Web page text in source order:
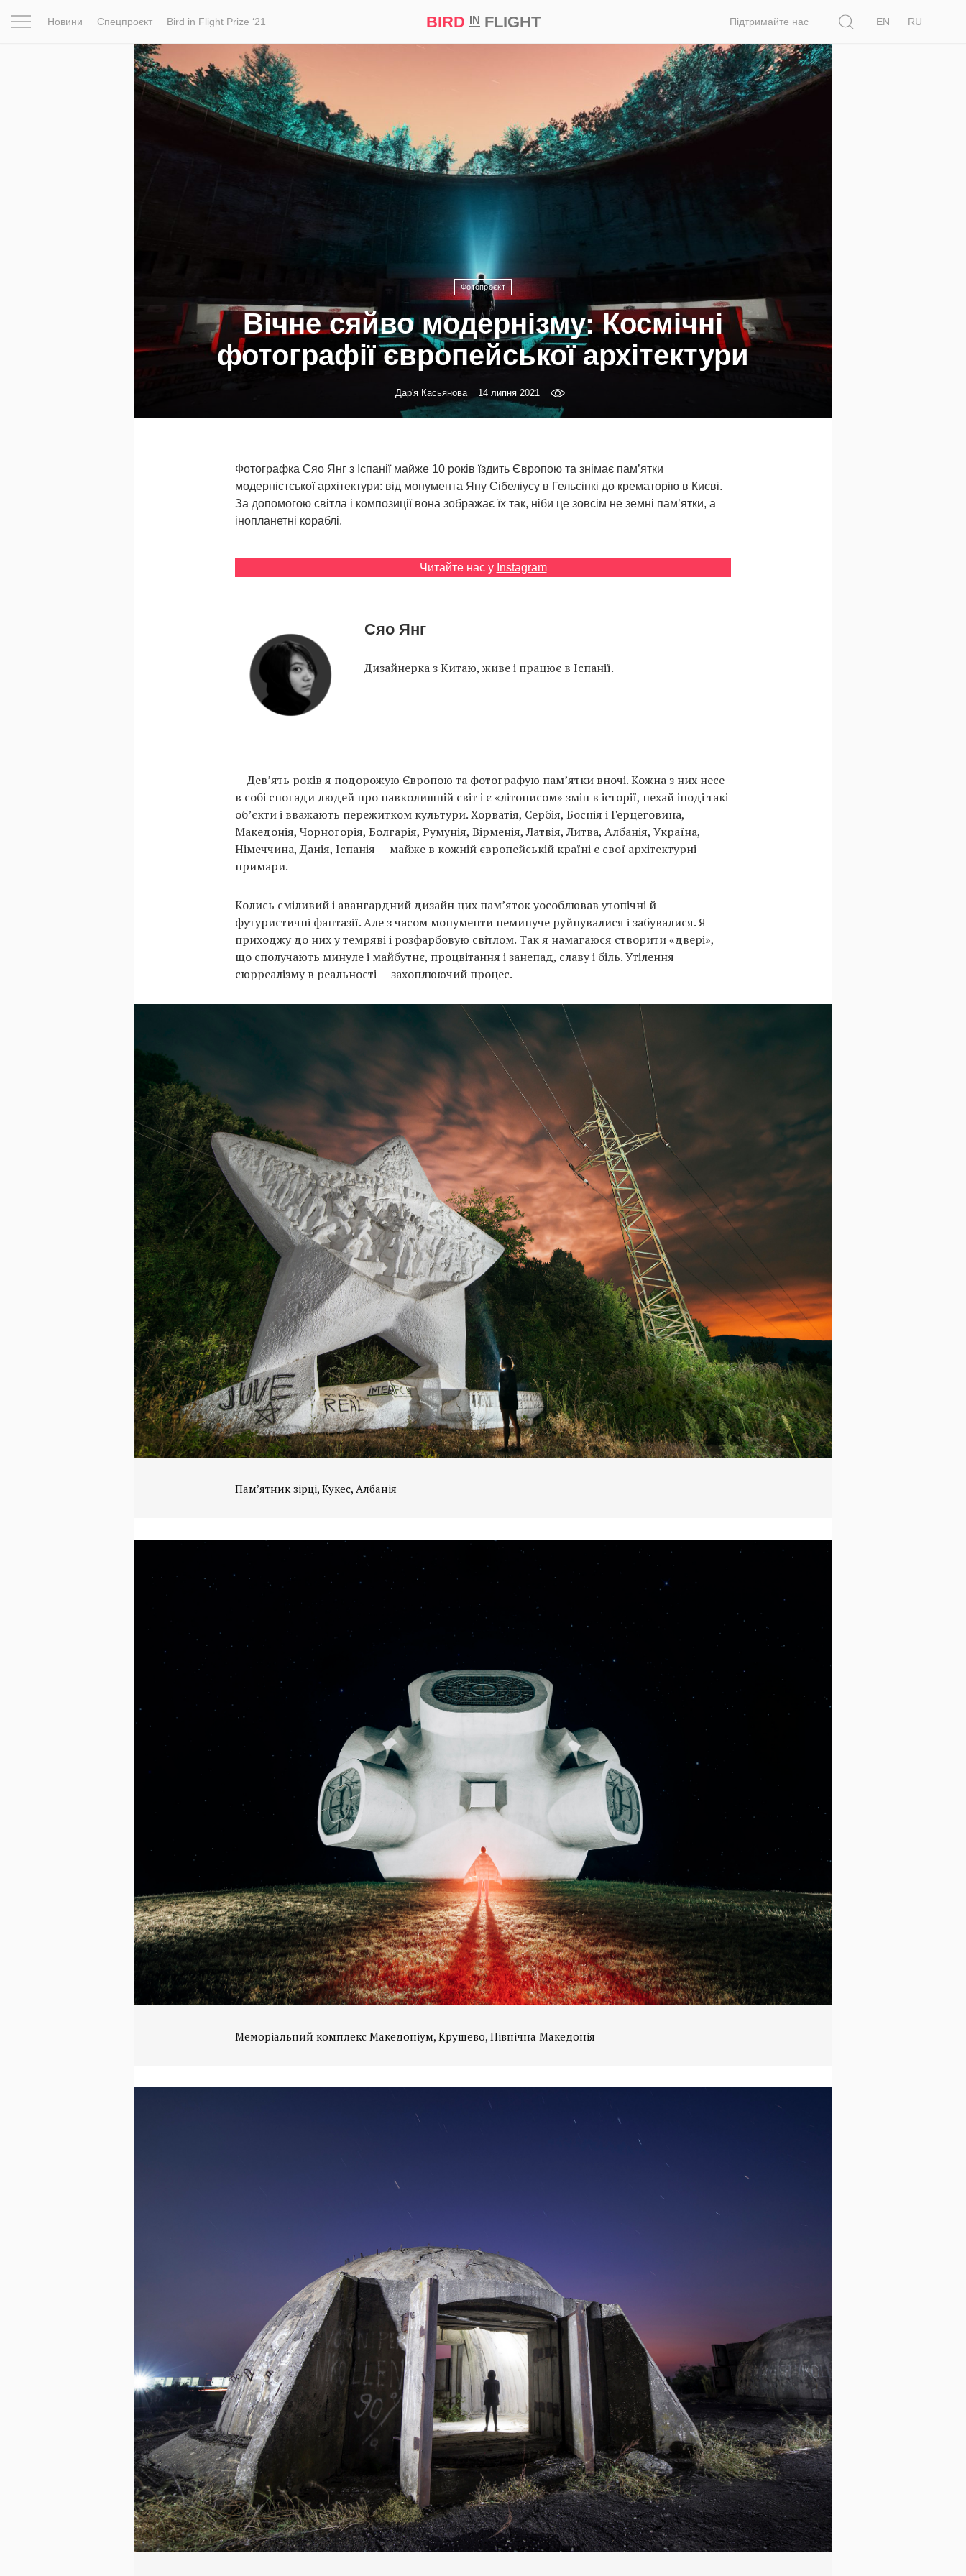
Новини Спецпроєкт Bird in Flight Prize ‘21 BIRD INFLIGHT Підтримайте нас
EN
RU
Фотопроєкт Новини Світ Архітектура
Фотопроєкт
Вічне сяйво модернізму: Космічні
фотографії європейської архітектури
Дар'я Касьянова 14 липня 2021
Фотографка Сяо Янг з Іспанії майже 10 років їздить Європою та знімає пам’ятки
модерністської архітектури: від монумента Яну Сібеліусу в Гельсінкі до крематорію в Києві.
За допомогою світла і композиції вона зображає їх так, ніби це зовсім не земні пам’ятки, а
інопланетні кораблі.
Читайте нас у Instagram
Сяо Янг
Дизайнерка з Китаю, живе і працює в Іспанії.
— Дев’ять років я подорожую Європою та фотографую пам’ятки вночі. Кожна з них несе
в собі спогади людей про навколишній світ і є «літописом» змін в історії, нехай іноді такі
об’єкти і вважають пережитком культури. Хорватія, Сербія, Боснія і Герцеговина,
Македонія, Чорногорія, Болгарія, Румунія, Вірменія, Латвія, Литва, Албанія, Україна,
Німеччина, Данія, Іспанія — майже в кожній європейській країні є свої архітектурні
примари.
Колись сміливий і авангардний дизайн цих пам’яток уособлював утопічні й
футуристичні фантазії. Але з часом монументи неминуче руйнувалися і забувалися. Я
приходжу до них у темряві і розфарбовую світлом. Так я намагаюся створити «двері»,
що сполучають минуле і майбутнє, процвітання і занепад, славу і біль. Утілення
сюрреалізму в реальності — захоплюючий процес.
Пам’ятник зірці, Кукес, Албанія
Меморіальний комплекс Македоніум, Крушево, Північна Македонія